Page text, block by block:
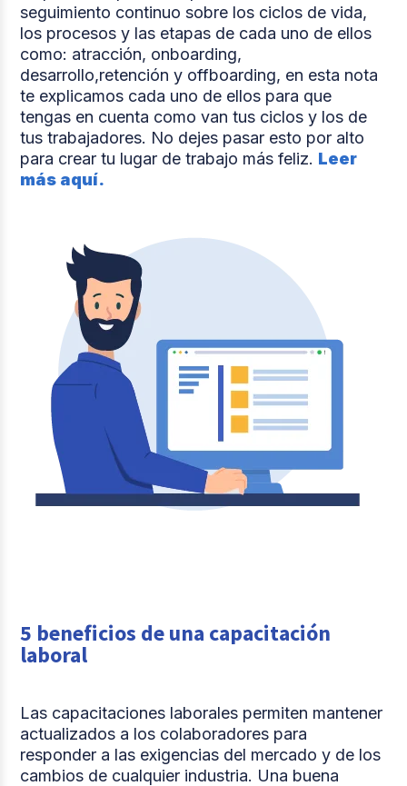
seguimiento continuo sobre los ciclos de vida,
los procesos y las etapas de cada uno de ellos
como: atracción, onboarding,
desarrollo,retención y offboarding, en esta nota
te explicamos cada uno de ellos para que
tengas en cuenta como van tus ciclos y los de
tus trabajadores. No dejes pasar esto por alto
para crear tu lugar de trabajo más feliz. Leer
más aquí.
5 beneficios de una capacitación
laboral
Las capacitaciones laborales permiten mantener
actualizados a los colaboradores para
responder a las exigencias del mercado y de los
cambios de cualquier industria. Una buena